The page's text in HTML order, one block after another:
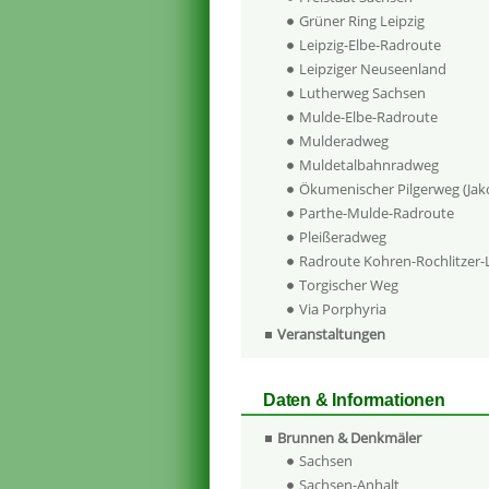
Grüner Ring Leipzig
Leipzig-Elbe-Radroute
Leipziger Neuseenland
Lutherweg Sachsen
Mulde-Elbe-Radroute
Mulderadweg
Muldetalbahnradweg
Ökumenischer Pilgerweg
Parthe-Mulde-Radroute
Pleißeradweg
Radroute Kohren-Rochlitzer-
Torgischer Weg
Via Porphyria
Veranstaltungen
Daten & Informationen
Brunnen & Denkmäler
Sachsen
Sachsen-Anhalt